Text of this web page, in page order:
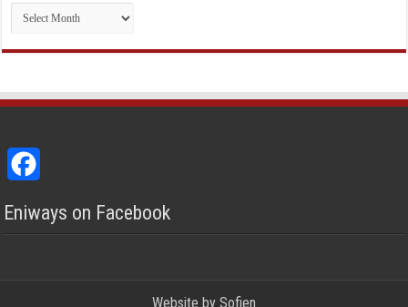
Archives
Eniways on Facebook
Website by Sofien